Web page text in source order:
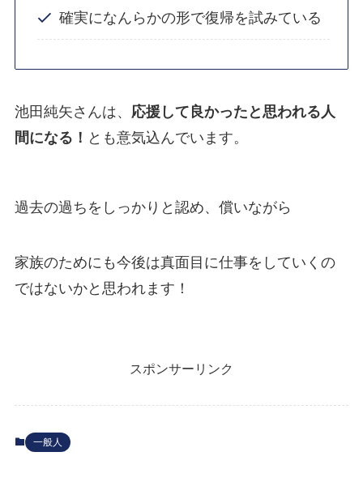
確実になんらかの形で復帰を試みている
池田純矢さんは、 応援して良かったと思われる人
間になる！ とも意気込んでいます。
過去の過ちをしっかりと認め、償いながら
家族のためにも今後は真面目に仕事をしていくの
ではないかと思われます！
スポンサーリンク
一般人